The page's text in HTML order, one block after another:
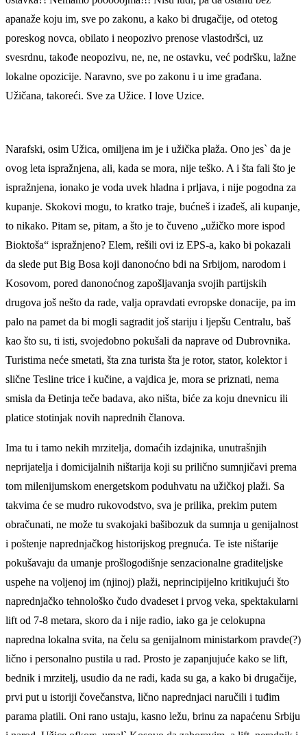
apanaže koju im, sve po zakonu, a kako bi drugačije, od otetog
poreskog novca, obilato i neopozivo prenose vlastodršci, uz
svesrdnu, takođe neopozivu, ne, ne, ne ostavku, već podršku, lažne
lokalne opozicije. Naravno, sve po zakonu i u ime građana.
Užičana, takoreći. Sve za Užice. I love Uzice.
Narafski, osim Užica, omiljena im je i užička plaža. Ono jes` da je
ovog leta ispražnjena, ali, kada se mora, nije teško. A i šta fali što je
ispražnjena, ionako je voda uvek hladna i prljava, i nije pogodna za
kupanje. Skokovi mogu, to kratko traje, bućneš i izađeš, ali kupanje,
to nikako. Pitam se, pitam, a što je to čuveno „užičko more ispod
Bioktoša“ ispražnjeno? Elem, rešili ovi iz EPS-a, kako bi pokazali
da slede put Big Bosa koji danonoćno bdi na Srbijom, narodom i
Kosovom, pored danonoćnog zapošljavanja svojih partijskih
drugova još nešto da rade, valja opravdati evropske donacije, pa im
palo na pamet da bi mogli sagradit još stariju i ljepšu Centralu, baš
kao što su, ti isti, svojedobno pokušali da naprave od Dubrovnika.
Turistima neće smetati, šta zna turista šta je rotor, stator, kolektor i
slične Tesline trice i kučine, a vajdica je, mora se priznati, nema
smisla da Đetinja teče badava, ako ništa, biće za koju dnevnicu ili
platice stotinjak novih naprednih članova.
Ima tu i tamo nekih mrzitelja, domaćih izdajnika, unutrašnjih
neprijatelja i domicijalnih ništarija koji su prilično sumnjičavi prema
tom milenijumskom energetskom poduhvatu na užičkoj plaži. Sa
takvima će se mudro rukovodstvo, sva je prilika, prekim putem
obračunati, ne može tu svakojaki bašibozuk da sumnja u genijalnost
i poštenje naprednjačkog historijskog pregnuća. Te iste ništarije
pokušavaju da umanje prošlogodišnje senzacionalne graditeljske
uspehe na voljenoj im (njinoj) plaži, neprincipijelno kritikujući što
naprednjačko tehnološko čudo dvadeset i prvog veka, spektakularni
lift od 7-8 metara, skoro da i nije radio, iako ga je celokupna
napredna lokalna svita, na čelu sa genijalnom ministarkom pravde(?)
lično i personalno pustila u rad. Prosto je zapanjujuće kako se lift,
bednik i mrzitelj, usudio da ne radi, kada su ga, a kako bi drugačije,
prvi put u istoriji čovečanstva, lično naprednjaci naručili i tuđim
parama platili. Oni rano ustaju, kasno ležu, brinu za napaćenu Srbiju